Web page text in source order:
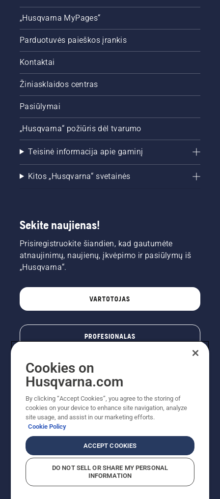
„Husqvarna MyPages“
Parduotuvės paieškos įrankis
Kontaktai
Žiniasklaidos centras
Pasiūlymai
„Husqvarna“ požiūris dėl tvarumo
Teisinė informacija apie gaminį
Kitos „Husqvarna“ svetainės
Sekite naujienas!
Prisiregistruokite šiandien, kad gautumėte
atnaujinimų, naujienų, įkvėpimo ir pasiūlymų iš
„Husqvarna“.
VARTOTOJAS
PROFESIONALAS
© „Husqvarna AB“ (leid). Visos teisės priklauso autoriui.
Nurodoma rekomenduojama mažmeninė kaina (RMK),
įskaitant PVM. RMK yra kaina, už kurią gamintojas
rekomenduoja pardavėjui parduoti prekę. UAB
"Husqvarna Lietuva" prekių vartotojams neparduoda,
Cookies on
Husqvarna.com
By clicking “Accept Cookies”, you agree to the storing of
cookies on your device to enhance site navigation, analyze
site usage, and assist in our marketing efforts.
Cookie Policy
ACCEPT COOKIES
DO NOT SELL OR SHARE MY PERSONAL
INFORMATION